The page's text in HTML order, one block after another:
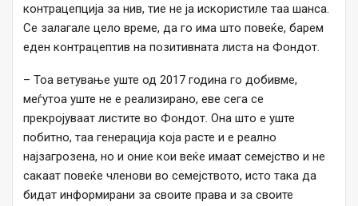
контрацепција за нив, тие не ја искористиле таа шанса.
Се залагале цело време, да го има што повеќе, барем
еден контрацептив на позитивната листа на Фондот.
– Тоа ветување уште од 2017 година го добивме,
меѓутоа уште не е реализирано, еве сега се
прекројуваат листите во Фондот. Она што е уште
побитно, таа генерација која расте и е реално
најзагрозена, но и оние кои веќе имаат семејство и не
сакаат повеќе членови во семејството, исто така да
бидат информирани за своите права и за своите